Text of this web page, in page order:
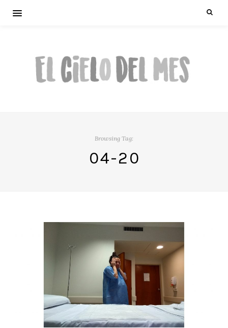
Browsing Tag:
04-20